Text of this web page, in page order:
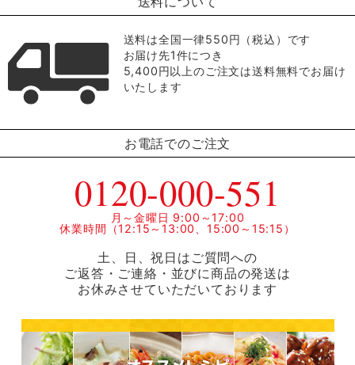
送料は全国一律550円（税込）です
お届け先1件につき
5,400円以上のご注文は送料無料でお届け
いたします
お電話でのご注文
0120-000-551
月～金曜日 9:00～17:00
休業時間（12:15～13:00、15:00～15:15）
土、日、祝日はご質問への
ご返答・ご連絡・並びに商品の発送は
お休みさせていただいております